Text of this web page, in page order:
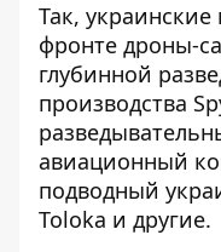
Так,
фронте дроны-
глубинной
производства
авиационный
подводный
Toloka и другие.